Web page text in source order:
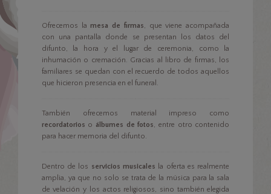
Ofrecemos la mesa de firmas, que viene acompañada
con una pantalla donde se presentan los datos del
difunto, la hora y el lugar de ceremonia, como la
inhumación o cremación. Gracias al libro de firmas, los
familiares se quedan con el recuerdo de todos aquellos
que hicieron presencia en el funeral.
También ofrecemos material impreso como
recordatorios o álbumes de fotos, entre otro contenido
para hacer memoria del difunto.
Dentro de los servicios musicales la oferta es realmente
amplia, ya que no solo se trata de la música para la sala
de velación y los actos religiosos, sino también elegida